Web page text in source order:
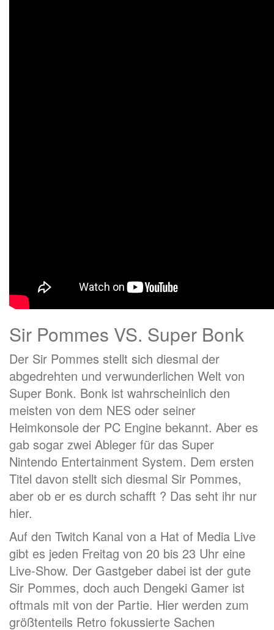
Sir Pommes VS. Super Bonk
Der Sir Pommes stellt sich diesmal der
abgedrehten und verwunderlichen Welt von
Super Bonk. Bonk ist wahrscheinlich den
meisten von dem NES oder seiner
Heimkonsole der PC Engine bekannt. Aber es
gab sogar zwei Ableger für das Super
Nintendo Entertainment System. Dem ersten
Titel davon stellt sich diesmal Sir Pommes,
aber ob er es durch schafft ? Das seht ihr nur
hier.
Auf den Twitch Kanal von a Hat of Media Live
gibt es jeden Freitag von 20 bis 23 Uhr eine
Live-Show. Der Gastgeber dabei ist der gute
Sir Pommes, doch auch Dengeki Gamer ist
oftmals mit von der Partie. Hier werden zum
größtenteils Retro fokussierte Sachen